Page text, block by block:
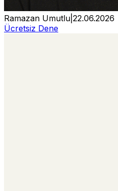
Ramazan Umutlu 22.06.2026
Ücretsiz Dene